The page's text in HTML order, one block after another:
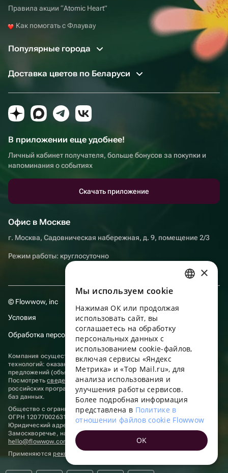
Правила акции “Atomic Heart”
Как помогать с Флаувау
Популярные города
Доставка цветов по Беларуси
В приложении еще удобнее!
Личный кабинет получателя, больше бонусов за покупки и
напоминания о событиях
Скачать приложение
Офис в Москве
г. Москва, Садовническая набережная, д. 9, помещение 2/3
Режим работы: круглосуточно
© Flowwow, inc
Условия
Обработка персональных данных
Компания осуществляет деятельность в области информационных
технологий: оказание услуг в сети “Интернет” по размещению
предложений (объявлений) продавцов о реализации товаров.
Посмотретьсведения о программах, включенных в реестр
российских программ для электронных вычислительных машин и
баз данных.
Общество с ограниченной ответственностью «ФЛАУВАУ»
ОГРН 1207700263198, ИНН 9702020445
Юридический адрес: г. Москва, вн.тер. г. Муниципальный округ
Замоскворечье, наб. Садовническая, д. 9, помещ. 2/3.
hello@flowwow.com
8 800 555-16-15
Применяютсярекомендательные технологии
ENGLISH
UKRAINIAN
PORTUGUESE
FRENCH
TURKISH
POLISH
×
Мы используем сookie
Нажимая ОК или продолжая
использовать сайт, вы
соглашаетесь на обработку
персональных данных с
использованием cookie-файлов,
включая сервисы «Яндекс
Метрика» и «Top Mail.ru», для
анализа использования и
улучшения работы сервисов.
Более подробная информация
представлена в Политике в
отношении файлов cookie Flowwow
OK